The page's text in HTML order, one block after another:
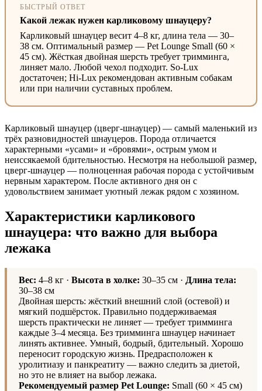
БЫСТРЫЙ ОТВЕТ
Какой лежак нужен карликовому шнауцеру?
Карликовый шнауцер весит 4–8 кг, длина тела — 30–
38 см. Оптимальный размер — Pet Lounge Small (60 ×
45 см). Жёсткая двойная шерсть требует тримминга,
линяет мало. Любой чехол подходит. So-Lux
достаточен; Hi-Lux рекомендован активным собакам
или при наличии суставных проблем.
Карликовый шнауцер (цверг-шнауцер) — самый маленький из
трёх разновидностей шнауцеров. Порода отличается
характерными «усами» и «бровями», острым умом и
неиссякаемой бдительностью. Несмотря на небольшой размер,
цверг-шнауцер — полноценная рабочая порода с устойчивым
нервным характером. После активного дня он с
удовольствием занимает уютный лежак рядом с хозяином.
Характеристики карликового
шнауцера: что важно для выбора
лежака
Вес: 4–8 кг · Высота в холке: 30–35 см · Длина тела:
30–38 см
Двойная шерсть: жёсткий внешний слой (остевой) и
мягкий подшёрсток. Правильно поддерживаемая
шерсть практически не линяет — требует тримминга
каждые 3–4 месяца. Без тримминга шнауцер начинает
линять активнее. Умный, бодрый, бдительный. Хорошо
переносит городскую жизнь. Предрасположен к
уролитиазу и панкреатиту — важно следить за диетой,
но это не влияет на выбор лежака.
Рекомендуемый размер Pet Lounge: Small (60 × 45 см)